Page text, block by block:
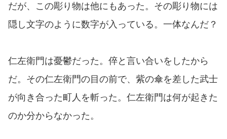
だが、この彫り物は他にもあった。その彫り物には
隠し文字のように数字が入っている。一体なんだ？
仁左衛門は憂鬱だった。倅と言い合いをしたから
だ。その仁左衛門の目の前で、紫の傘を差した武士
が向き合った町人を斬った。仁左衛門は何が起きた
のか分からなかった。